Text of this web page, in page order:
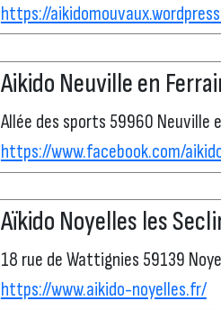
https://
Aikido Neuville en
Allée des sports 59960 Neuville
https://www.facebook.com/
Aïkido Noyelles les
18 rue de Wattignies 59139
https://www.aikido-noyelles.fr/